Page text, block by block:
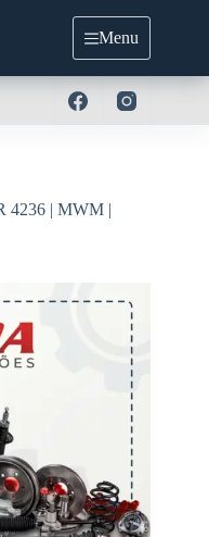
Menu
4236 | MWM |